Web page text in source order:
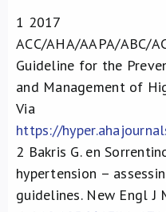
1 2017
ACC/AHA/AAPA/ABC/
Guideline for the
and Management of
Via
https://
2 Bakris G. en
hypertension –
guidelines. New Engl